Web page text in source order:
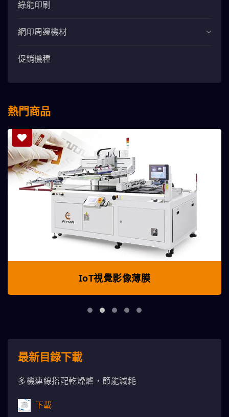
綠能印刷
網印周邊機材
促銷機種
熱門商品
IoT視覺影像薄膜
最新目錄下載
多機連線搭配乾燥爐，節能減耗
下載